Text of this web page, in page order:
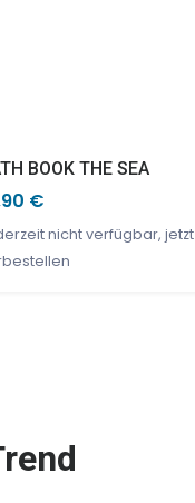
BOOK THE SEA
€
nicht verfügbar, jetzt